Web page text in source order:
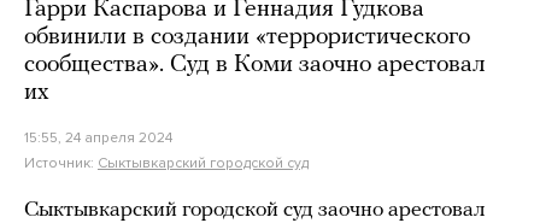
Гарри Каспарова и Геннадия Гудкова
обвинили в создании «террористического
сообщества». Суд в Коми заочно арестовал
их
15:55, 24 апреля 2024
Источник: Сыктывкарский городской суд
Сыктывкарский городской суд заочно арестовал